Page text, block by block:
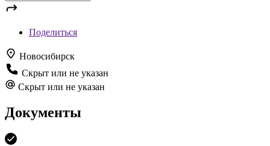
Поделиться
Новосибирск
Скрыт или не указан
Скрыт или не указан
Документы